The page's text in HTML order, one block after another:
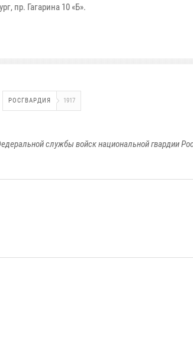
пр. Гагарина 10 «Б».
РОСГВАРДИЯ 1917
службы войск национальной гвардии